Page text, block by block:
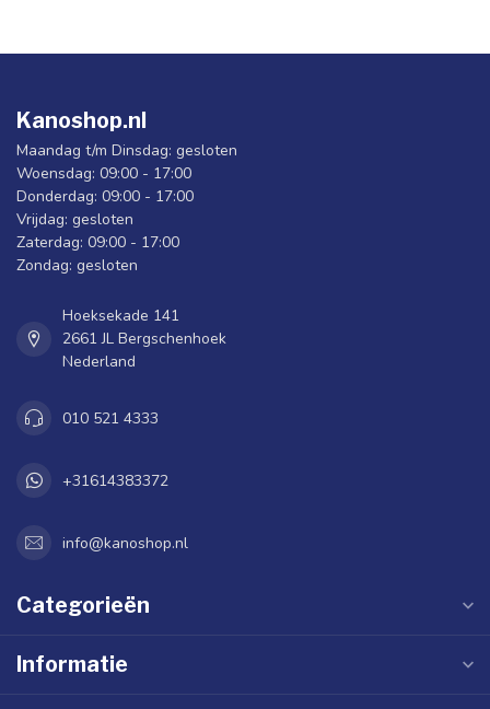
Kanoshop.nl
Maandag t/m Dinsdag: gesloten
Woensdag: 09:00 - 17:00
Donderdag: 09:00 - 17:00
Vrijdag: gesloten
Zaterdag: 09:00 - 17:00
Zondag: gesloten
Hoeksekade 141
2661 JL Bergschenhoek
Nederland
010 521 4333
+31614383372
info@kanoshop.nl
Categorieën
Informatie